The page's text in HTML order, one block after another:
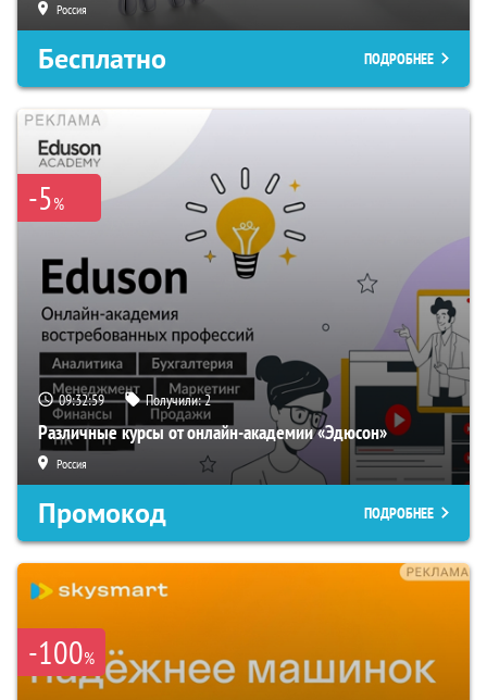
Россия
Бесплатно ПОДРОБНЕЕ
-5%
09:32:59 Получили:2
Различные курсы от онлайн-академии «Эдюсон»
Россия
Промокод ПОДРОБНЕЕ
-100%